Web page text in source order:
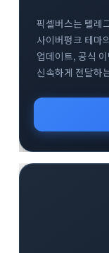
픽셀버스는 텔레
사이버펑크 테마
업데이트, 공식
신속하게 전달하
통해 프로젝트의
블록체인 기반
경험하고자 하는